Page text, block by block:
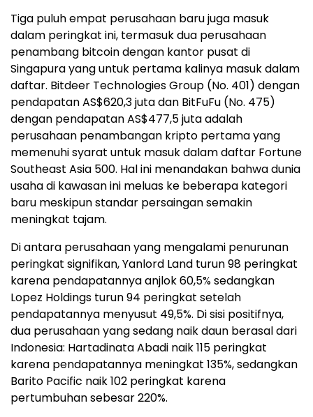
Tiga puluh empat perusahaan baru juga masuk
dalam peringkat ini, termasuk dua perusahaan
penambang bitcoin dengan kantor pusat di
Singapura yang untuk pertama kalinya masuk dalam
daftar. Bitdeer Technologies Group (No. 401) dengan
pendapatan AS$620,3 juta dan BitFuFu (No. 475)
dengan pendapatan AS$477,5 juta adalah
perusahaan penambangan kripto pertama yang
memenuhi syarat untuk masuk dalam daftar Fortune
Southeast Asia 500. Hal ini menandakan bahwa dunia
usaha di kawasan ini meluas ke beberapa kategori
baru meskipun standar persaingan semakin
meningkat tajam.
Di antara perusahaan yang mengalami penurunan
peringkat signifikan, Yanlord Land turun 98 peringkat
karena pendapatannya anjlok 60,5% sedangkan
Lopez Holdings turun 94 peringkat setelah
pendapatannya menyusut 49,5%. Di sisi positifnya,
dua perusahaan yang sedang naik daun berasal dari
Indonesia: Hartadinata Abadi naik 115 peringkat
karena pendapatannya meningkat 135%, sedangkan
Barito Pacific naik 102 peringkat karena
pertumbuhan sebesar 220%.